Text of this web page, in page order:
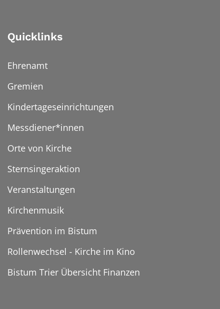
Quicklinks
Ehrenamt
Gremien
Kindertageseinrichtungen
Messdiener*innen
Orte von Kirche
Sternsingeraktion
Veranstaltungen
Kirchenmusik
Prävention im Bistum
Rollenwechsel - Kirche im Kino
Bistum Trier Übersicht Finanzen